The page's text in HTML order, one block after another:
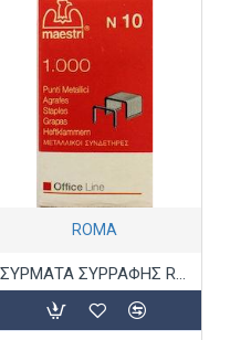
ROMA
ΣΥΡΜΑΤΑ ΣΥΡΡΑΦΗΣ ROMA 10